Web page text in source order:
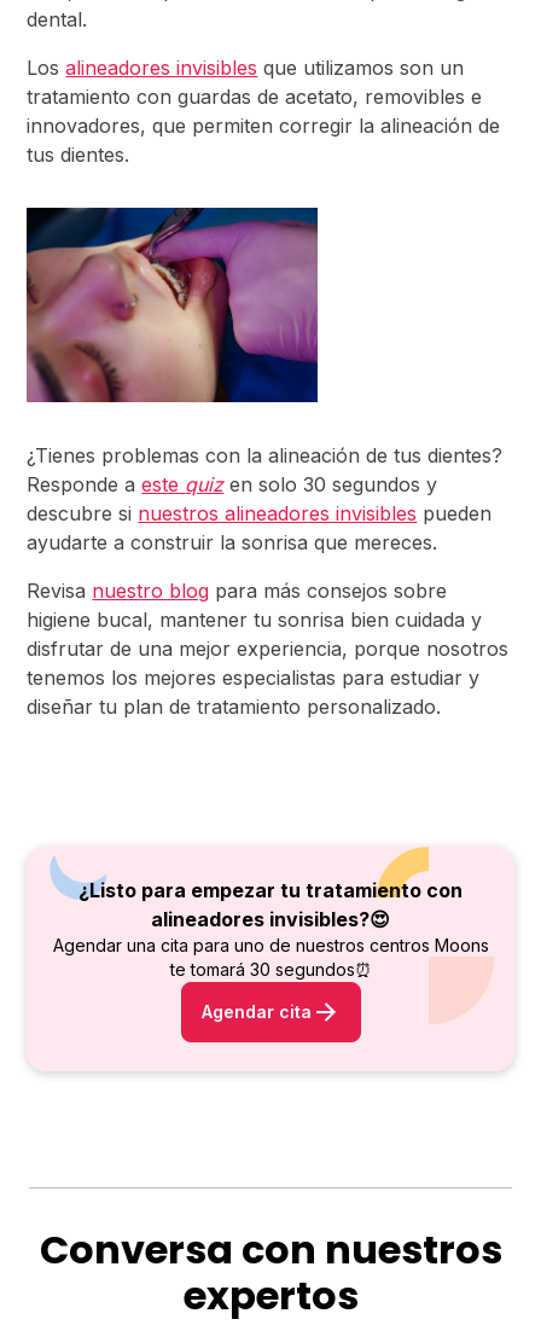
dental.
Losalineadores invisibles que utilizamos son un
tratamiento con guardas de acetato, removibles e
innovadores, que permiten corregir la alineación de
tus dientes.
¿Tienes problemas con la alineación de tus dientes?
Responde aeste quiz en solo 30 segundos y
descubre si nuestros alineadores invisibles pueden
ayudarte a construir la sonrisa que mereces.
Revisa nuestro blog para más consejos sobre
higiene bucal, mantener tu sonrisa bien cuidada y
disfrutar de una mejor experiencia, porque nosotros
tenemos los mejores especialistas para estudiar y
diseñar tu plan de tratamiento personalizado.
¿Listo para empezar tu tratamiento con
alineadores invisibles?😍
Agendar una cita para uno de nuestros centros Moons
te tomará 30 segundos⏰
Agendar cita
Conversa con nuestros
expertos